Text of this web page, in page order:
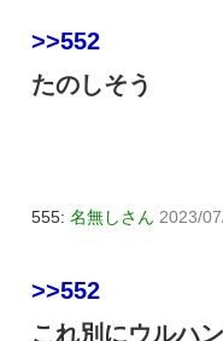
>>552
たのしそう
555: 名無しさん 2023/
>>552
これ別にウルハ